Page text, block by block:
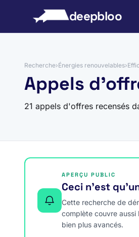
deepbloo
Recherche›Énergies renouvelables›
Appels
21 appels d'offres recensés
APERÇU PUBLIC
Ceci n’est
Cette recherche de
complète couvre aussi
bien plus avancés.